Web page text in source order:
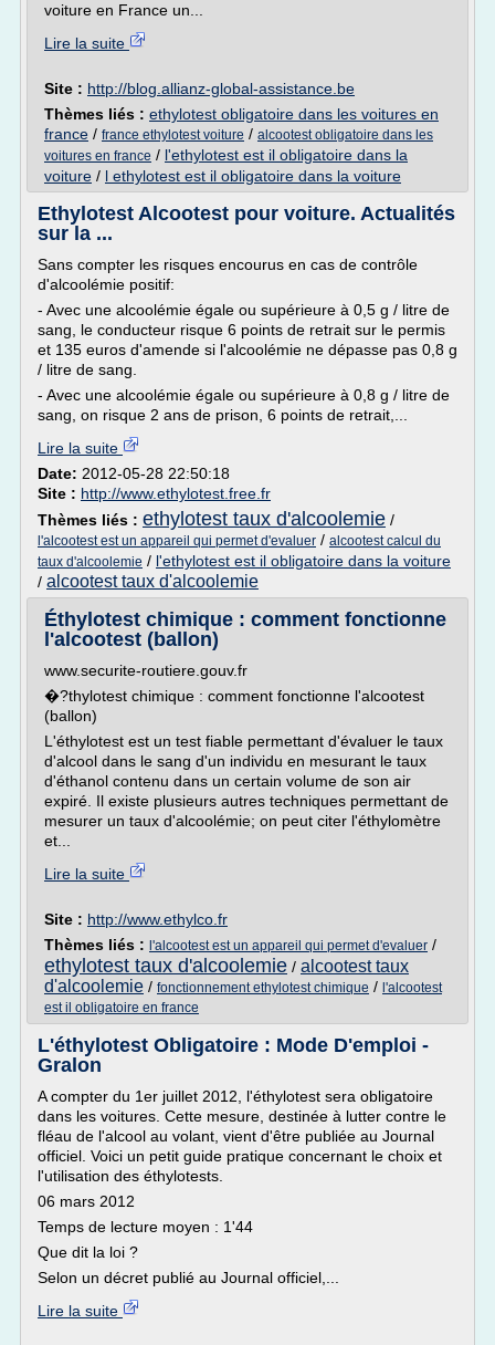
voiture en France un...
Lire la suite
Site : http://blog.allianz-global-assistance.be
Thèmes liés : ethylotest obligatoire dans les voitures en
france / france ethylotest voiture / alcootest obligatoire dans les
voitures en france / l'ethylotest est il obligatoire dans la
voiture / l ethylotest est il obligatoire dans la voiture
Ethylotest Alcootest pour voiture. Actualités
sur la ...
Sans compter les risques encourus en cas de contrôle
d'alcoolémie positif:
- Avec une alcoolémie égale ou supérieure à 0,5 g / litre de
sang, le conducteur risque 6 points de retrait sur le permis
et 135 euros d'amende si l'alcoolémie ne dépasse pas 0,8 g
/ litre de sang.
- Avec une alcoolémie égale ou supérieure à 0,8 g / litre de
sang, on risque 2 ans de prison, 6 points de retrait,...
Lire la suite
Date: 2012-05-28 22:50:18
Site : http://www.ethylotest.free.fr
Thèmes liés : ethylotest taux d'alcoolemie /
l'alcootest est un appareil qui permet d'evaluer / alcootest calcul du
taux d'alcoolemie / l'ethylotest est il obligatoire dans la voiture
/ alcootest taux d'alcoolemie
Éthylotest chimique : comment fonctionne
l'alcootest (ballon)
www.securite-routiere.gouv.fr
�?thylotest chimique : comment fonctionne l'alcootest
(ballon)
L'éthylotest est un test fiable permettant d'évaluer le taux
d'alcool dans le sang d'un individu en mesurant le taux
d'éthanol contenu dans un certain volume de son air
expiré. Il existe plusieurs autres techniques permettant de
mesurer un taux d'alcoolémie; on peut citer l'éthylomètre
et...
Lire la suite
Site : http://www.ethylco.fr
Thèmes liés : l'alcootest est un appareil qui permet d'evaluer /
ethylotest taux d'alcoolemie / alcootest taux
d'alcoolemie / fonctionnement ethylotest chimique / l'alcootest
est il obligatoire en france
L'éthylotest Obligatoire : Mode D'emploi -
Gralon
A compter du 1er juillet 2012, l'éthylotest sera obligatoire
dans les voitures. Cette mesure, destinée à lutter contre le
fléau de l'alcool au volant, vient d'être publiée au Journal
officiel. Voici un petit guide pratique concernant le choix et
l'utilisation des éthylotests.
06 mars 2012
Temps de lecture moyen : 1'44
Que dit la loi ?
Selon un décret publié au Journal officiel,...
Lire la suite